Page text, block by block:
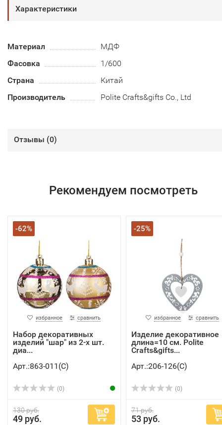
Характеристики
Материал
МДФ
Фасовка
1/600
Страна
Китай
Производитель
Polite Crafts&gifts Co., Ltd
Отзывы (0)
Рекомендуем посмотреть
-62%
избранное сравнить
Набор декоративных
изделий "шар" из 2-х шт.
диа...
Арт.:863-011(C)
(0)
130 руб.
49 руб.
-25%
избранное сравнить
Изделие декоративное
длина=10 см. Polite
Crafts&gifts...
Арт.:206-126(C)
(0)
71 руб.
53 руб.